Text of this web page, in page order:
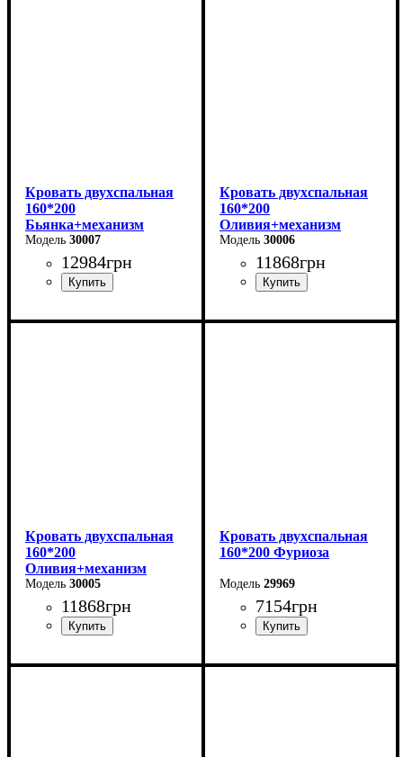
Кровать двухспальная
160*200
Бьянка+механизм
(бежевая)
30007
12984грн
Ширина: 170 см
Кровать двухспальная
160*200
Оливия+механизм
(светло-серая)
30006
11868грн
Ширина: 170 см
Кровать двухспальная
160*200
Оливия+механизм
(бежевая)
30005
11868грн
Ширина: 170 см
Кровать двухспальная
160*200 Фуриоза
29969
7154грн
Ширина: 164,2 см